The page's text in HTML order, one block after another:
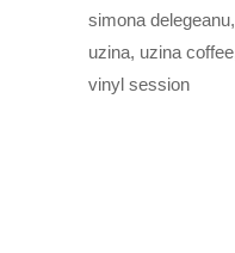
simona delegeanu
uzina uzina coffee
vinyl session